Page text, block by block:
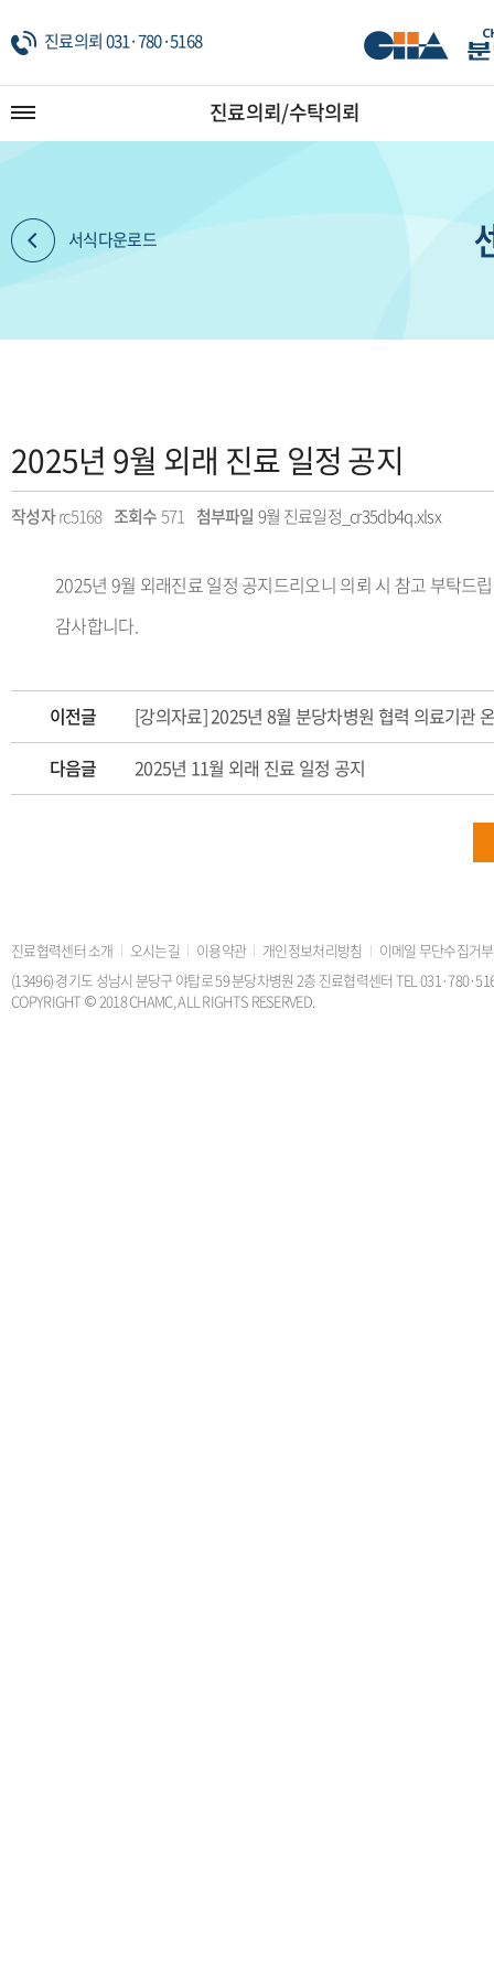
진료의뢰 031·780·5168
진료의뢰/수탁의뢰
서식다운로드
2025년 9월 외래 진료 일정 공지
작성자rc5168 조회수571 첨부파일 9월 진료일정_cr35db4q.xlsx
2025년 9월 외래진료 일정 공지드리오니 의뢰 시 참고 부탁드
감사합니다.
이전글
[강의자료] 2025년 8월 분당차병원 협력 의료기관
다음글
2025년 11월 외래 진료 일정 공지
진료협력센터 소개 오시는길 이용약관 개인정보처리방침
이메일 무단수집거부
(13496) 경기도 성남시 분당구 야탑로 59 분당차병원 2층 진료협력센터 TEL
COPYRIGHT © 2018 CHAMC, ALL RIGHTS RESERVED.